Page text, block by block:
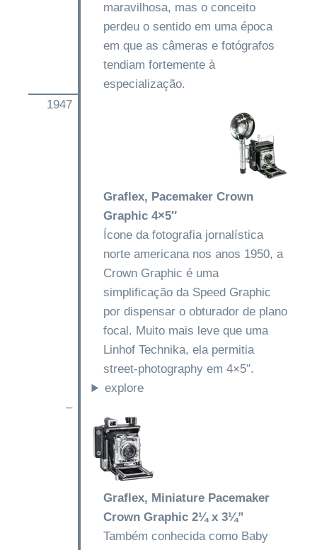
maravilhosa, mas o conceito
perdeu o sentido em uma época
em que as câmeras e fotógrafos
tendiam fortemente à
especialização.
1947
Graflex, Pacemaker Crown
Graphic 4×5″
Ícone da fotografia jornalística
norte americana nos anos 1950, a
Crown Graphic é uma
simplificação da Speed Graphic
por dispensar o obturador de plano
focal. Muito mais leve que uma
Linhof Technika, ela permitia
street-photography em 4×5″.
explore
–
Graflex, Miniature Pacemaker
Crown Graphic 2¼ x 3¼”
Também conhecida como Baby